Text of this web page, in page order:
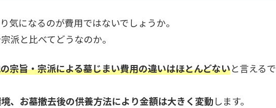
気になるのが費用ではないでしょうか。
派と比べてどうなのか。
宗旨・宗派による墓じまい費用の違いはほとんどないと言えるで
、お墓撤去後の供養方法により金額は大きく変動します。